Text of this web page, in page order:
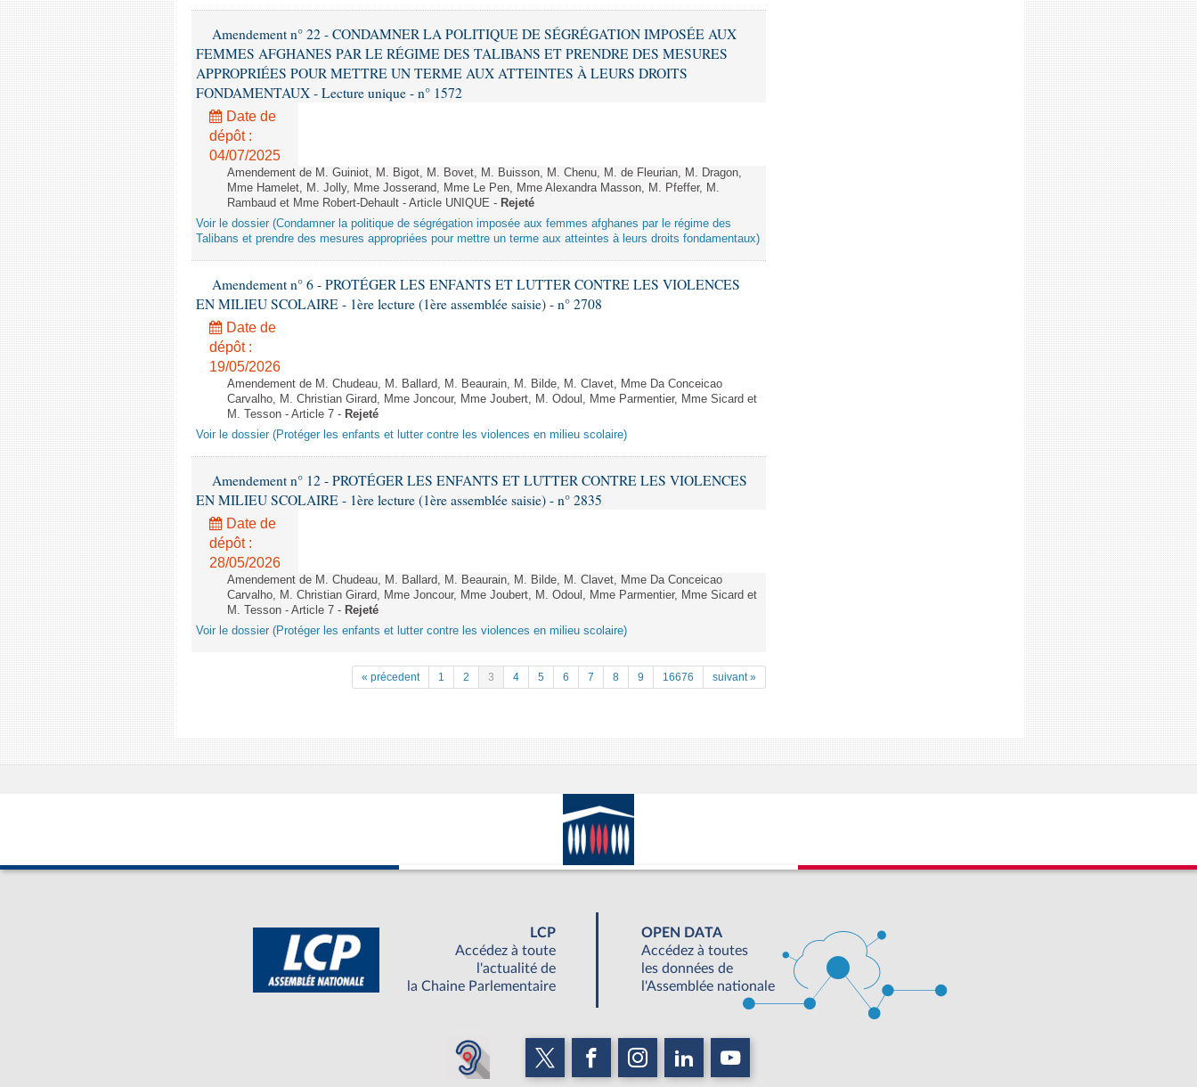
Amendement n° 22 - CONDAMNER LA POLITIQUE DE SÉGRÉGATION IMPOSÉE AUX
FEMMES AFGHANES PAR LE RÉGIME DES TALIBANS ET PRENDRE DES MESURES
APPROPRIÉES POUR METTRE UN TERME AUX ATTEINTES À LEURS DROITS
FONDAMENTAUX - Lecture unique - n° 1572
Date de
dépôt :
04/07/2025
Amendement de M. Guiniot, M. Bigot, M. Bovet, M. Buisson, M. Chenu, M. de Fleurian, M. Dragon,
Mme Hamelet, M. Jolly, Mme Josserand, Mme Le Pen, Mme Alexandra Masson, M. Pfeffer, M.
Rambaud et Mme Robert-Dehault - Article UNIQUE - Rejeté
Voir le dossier (Condamner la politique de ségrégation imposée aux femmes afghanes par le régime des
Talibans et prendre des mesures appropriées pour mettre un terme aux atteintes à leurs droits fondamentaux)
Amendement n° 6 - PROTÉGER LES ENFANTS ET LUTTER CONTRE LES VIOLENCES
EN MILIEU SCOLAIRE - 1ère lecture (1ère assemblée saisie) - n° 2708
Date de
dépôt :
19/05/2026
Amendement de M. Chudeau, M. Ballard, M. Beaurain, M. Bilde, M. Clavet, Mme Da Conceicao
Carvalho, M. Christian Girard, Mme Joncour, Mme Joubert, M. Odoul, Mme Parmentier, Mme Sicard et
M. Tesson - Article 7 - Rejeté
Voir le dossier (Protéger les enfants et lutter contre les violences en milieu scolaire)
Amendement n° 12 - PROTÉGER LES ENFANTS ET LUTTER CONTRE LES VIOLENCES
EN MILIEU SCOLAIRE - 1ère lecture (1ère assemblée saisie) - n° 2835
Date de
dépôt :
28/05/2026
Amendement de M. Chudeau, M. Ballard, M. Beaurain, M. Bilde, M. Clavet, Mme Da Conceicao
Carvalho, M. Christian Girard, Mme Joncour, Mme Joubert, M. Odoul, Mme Parmentier, Mme Sicard et
M. Tesson - Article 7 - Rejeté
Voir le dossier (Protéger les enfants et lutter contre les violences en milieu scolaire)
« précedent 1 2 3 4 5 6 7 8 9 16676 suivant »
LCP
Accédez à toute
l'actualité de
la Chaine Parlementaire
OPEN DATA
Accédez à toutes
les données de
l'Assemblée nationale